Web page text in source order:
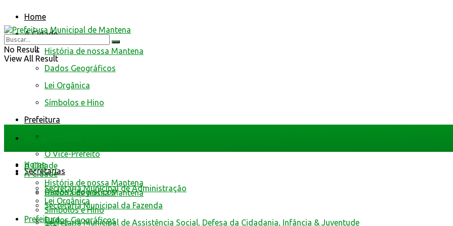
Home
A Cidade
História de nossa Mantena
Dados Geográficos
Lei Orgânica
Símbolos e Hino
Prefeitura
O Vice-Prefeito
Secretarias
Secretaria Municipal de Administração
Secretaria Municipal da Fazenda
Secretaria Municipal de Assistência Social, Defesa da Cidadania, Infância & Juventude
No Result
View All Result
Home
A Cidade
História de nossa Mantena
Dados Geográficos
Home
A Cidade
História de nossa Mantena
Dados Geográficos
Lei Orgânica
Símbolos e Hino
Prefeitura